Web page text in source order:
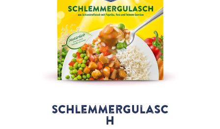
Schlemmergulasc
h